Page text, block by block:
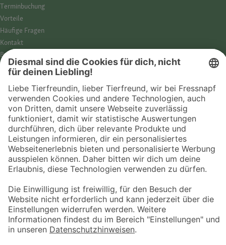
© 2026 Fressnapf Tiernahrungs GmbH
Westpreußenstraße 32-38
47809 Krefeld
Termin­buchung
Vorteile
Häufige Fragen
Kontakt
Barrierefreiheit
Impressum
Datenschutz­hinweise
Cookies
AGB
Entdecke Fressnapf
Tierversicherung
GPS-Tracker
Fressnapf Salon
Online-Shop